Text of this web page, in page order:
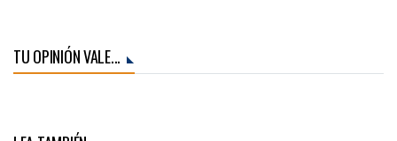
TU OPINIÓN VALE...